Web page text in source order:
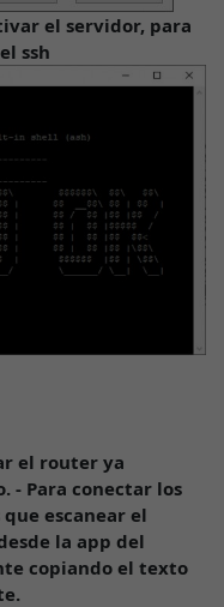
el servidor, para
ssh
el router ya
- Para conectar los
escanear el
la app del
copiando el texto